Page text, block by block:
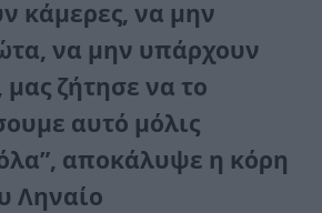
κάμερες, να μην
να μην υπάρχουν
μας ζήτησε να το
αυτό μόλις
αποκάλυψε η κόρη
Ληναίο